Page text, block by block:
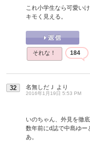
これ小学生なら可愛い
キモく見える。
それな！ 184
32 名無しだＪ より
2016年1月19日 5:53 PM
いのちゃん、外見を徹
数年前にd誌で中島ゆー
あ。